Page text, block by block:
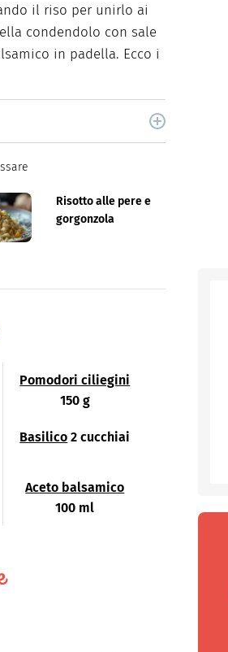
il riso per unirlo ai
condendolo con sale
in padella. Ecco i
nel quale trovi idee veloci,
Risotto alle pere e
gorgonzola
Pomodori ciliegini
150 g
Basilico 2 cucchiai
Aceto balsamico
100 ml